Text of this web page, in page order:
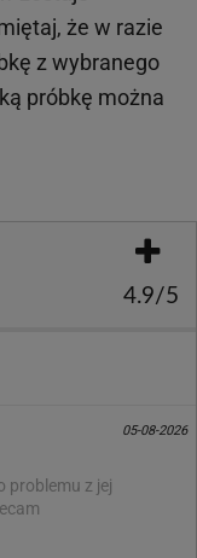
że w razie
z wybranego
próbkę można
4.9/5
05-08-2026
problemu z jej